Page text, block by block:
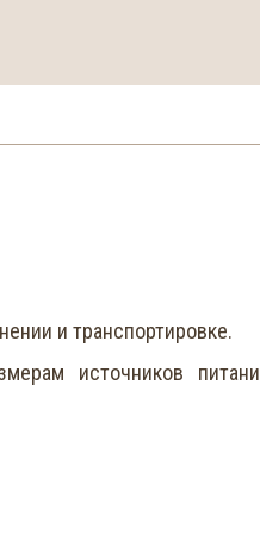
и транспортировке.
источников